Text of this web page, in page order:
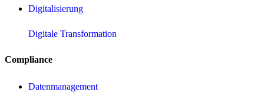
Digitalisierung
Digitale Transformation
Compliance
Datenmanagement